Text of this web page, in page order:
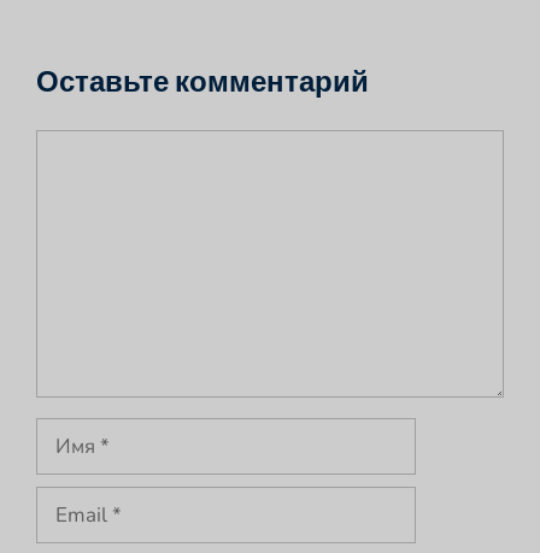
Оставьте комментарий
Имя
Email